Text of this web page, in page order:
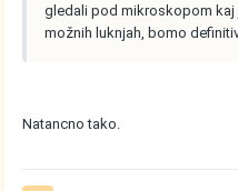
gledali pod mikroskopom kaj
možnih luknjah, bomo
Natancno tako.